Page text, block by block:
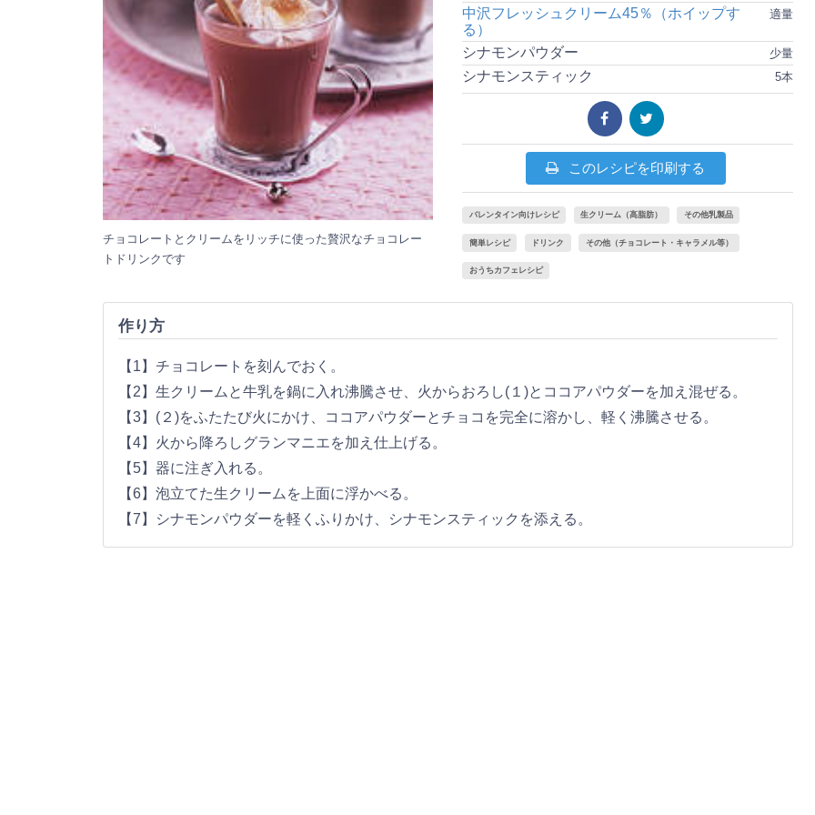
チョコレートとクリームをリッチに使った贅沢なチョコレー
トドリンクです
適量
中沢フレッシュクリーム45％（ホイップす
る）
少量
シナモンパウダー
5本
シナモンスティック
このレシピを印刷する
バレンタイン向けレシピ 生クリーム（高脂肪） その他乳製品
簡単レシピ ドリンク その他（チョコレート・キャラメル等）
おうちカフェレシピ
作り方
【1】チョコレートを刻んでおく。
【2】生クリームと牛乳を鍋に入れ沸騰させ、火からおろし(１)とココアパウダーを加え混ぜる。
【3】(２)をふたたび火にかけ、ココアパウダーとチョコを完全に溶かし、軽く沸騰させる。
【4】火から降ろしグランマニエを加え仕上げる。
【5】器に注ぎ入れる。
【6】泡立てた生クリームを上面に浮かべる。
【7】シナモンパウダーを軽くふりかけ、シナモンスティックを添える。